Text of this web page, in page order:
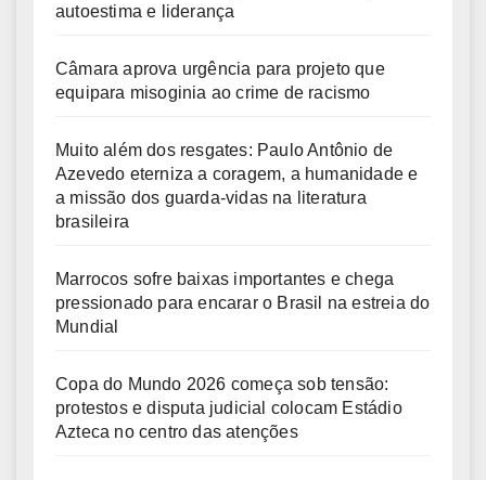
autoestima e liderança
Câmara aprova urgência para projeto que
equipara misoginia ao crime de racismo
Muito além dos resgates: Paulo Antônio de
Azevedo eterniza a coragem, a humanidade e
a missão dos guarda-vidas na literatura
brasileira
Marrocos sofre baixas importantes e chega
pressionado para encarar o Brasil na estreia do
Mundial
Copa do Mundo 2026 começa sob tensão:
protestos e disputa judicial colocam Estádio
Azteca no centro das atenções